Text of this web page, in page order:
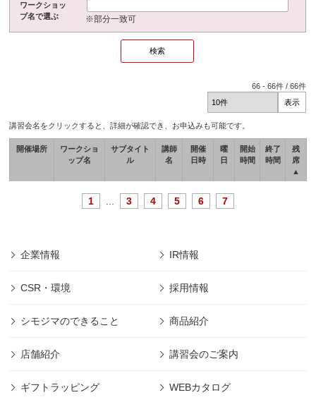
ワークショッ
プ名で選ぶ
※部分一致可
66 -66件 /66件
講習会名をクリックすると、詳細が確認でき、お申込みも可能です。
開催場所
ワークショ
ップ名
サブタイト
ル
講師
名
開催
日時
曜
日
開始
時間
終了
時間
残
席
▲
1 3 4 5 6 7
企業情報 IR情報
CSR・環境 採用情報
シモジマのできること 商品紹介
店舗紹介 講習会のご案内
ギフトラッピング WEBカタログ